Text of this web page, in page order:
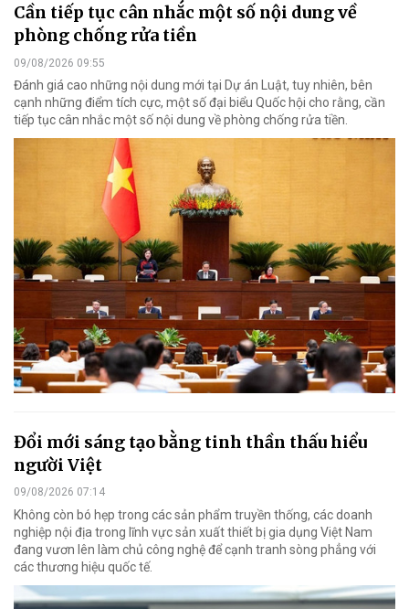
Cần tiếp tục cân nhắc một số nội dung về
phòng chống rửa tiền
09/08/2026 09:55
Đánh giá cao những nội dung mới tại Dự án Luật, tuy nhiên, bên
cạnh những điểm tích cực, một số đại biểu Quốc hội cho rằng, cần
tiếp tục cân nhắc một số nội dung về phòng chống rửa tiền.
Đổi mới sáng tạo bằng tinh thần thấu hiểu
người Việt
09/08/2026 07:14
Không còn bó hẹp trong các sản phẩm truyền thống, các doanh
nghiệp nội địa trong lĩnh vực sản xuất thiết bị gia dụng Việt Nam
đang vươn lên làm chủ công nghệ để cạnh tranh sòng phẳng với
các thương hiệu quốc tế.